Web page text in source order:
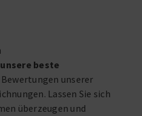
beste
unserer
Lassen Sie sich
überzeugen und